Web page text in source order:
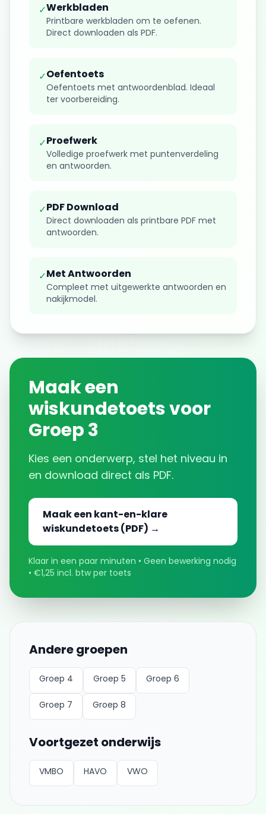
✓Werkbladen
Printbare werkbladen om te oefenen.
Direct downloaden als PDF.
✓Oefentoets
Oefentoets met antwoordenblad. Ideaal
ter voorbereiding.
✓Proefwerk
Volledige proefwerk met puntenverdeling
en antwoorden.
✓PDF Download
Direct downloaden als printbare PDF met
antwoorden.
✓Met Antwoorden
Compleet met uitgewerkte antwoorden en
nakijkmodel.
Maak een
wiskundetoets voor
Groep 3
Kies een onderwerp, stel het niveau in
en download direct als PDF.
Maak een kant-en-klare
wiskundetoets (PDF) →
Klaar in een paar minuten • Geen bewerking nodig
• €1,25 incl. btw per toets
Andere groepen
Groep 4 Groep 5 Groep 6
Groep 7 Groep 8
Voortgezet onderwijs
VMBO HAVO VWO